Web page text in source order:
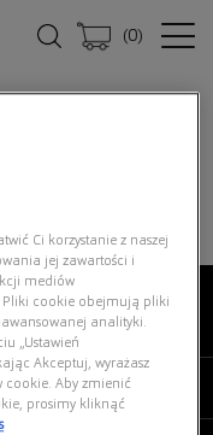
(0)
Ci korzystanie z naszej
jej zawartości i
mediów
Pliki cookie obejmują pliki
analityki.
„Ustawień
Akceptuj, wyrażasz
cookie. Aby zmienić
prosimy kliknąć